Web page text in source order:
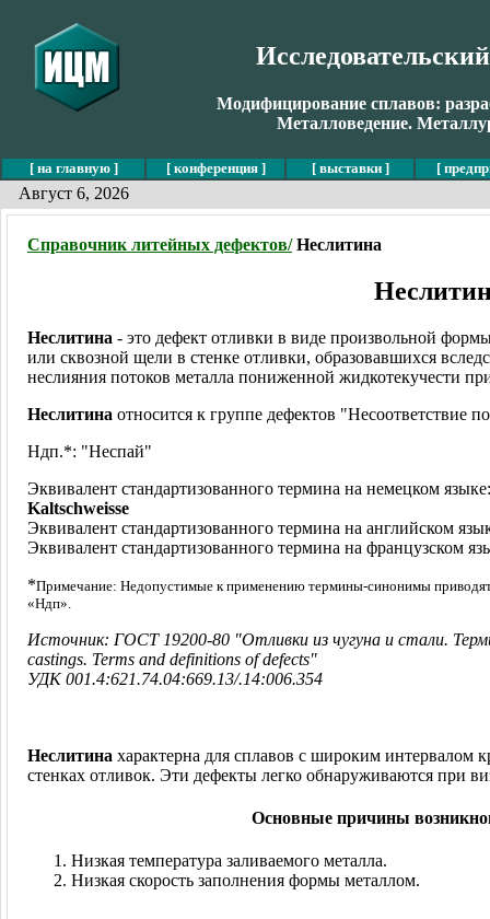
Модифицирование сплавов:
Металловедение.
[ на главную ] [ конференция ] [ выставки ] [
Август 6, 2026
Справочник литейных дефектов/Неслитина
Неслитина - это дефект отливки в виде произвольной
или сквозной щели в стенке отливки, образовавшихся
неслияния потоков металла пониженной жидкотекучести
Неслитина относится к группе дефектов "Несоответствие
Ндп.*: "Неспай"
Эквивалент стандартизованного термина на немецком языке:
Kaltschweisse
Эквивалент стандартизованного термина на английском
Эквивалент стандартизованного термина на французском
*Примечание: Недопустимые к применению термины-синонимы
«Ндп».
Источник: ГОСТ 19200-80 "Отливки из чугуна и стали.
castings. Terms and definitions of defects"
УДК 001.4:621.74.04:669.13/.14:006.354
Неслитина характерна для сплавов с широким интервалом
стенках отливок. Эти дефекты легко обнаруживаются при
Основные причины
Низкая температура заливаемого металла.
Низкая скорость заполнения формы металлом.